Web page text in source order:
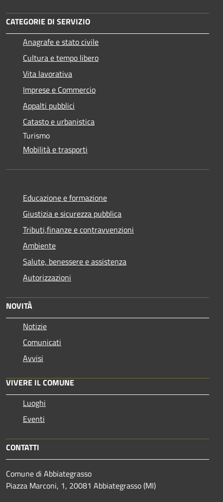
CATEGORIE DI SERVIZIO
Anagrafe e stato civile
Cultura e tempo libero
Vita lavorativa
Imprese e Commercio
Appalti pubblici
Catasto e urbanistica
Turismo
Mobilità e trasporti
Educazione e formazione
Giustizia e sicurezza pubblica
Tributi,finanze e contravvenzioni
Ambiente
Salute, benessere e assistenza
Autorizzazioni
NOVITÀ
Notizie
Comunicati
Avvisi
VIVERE IL COMUNE
Luoghi
Eventi
CONTATTI
Comune di Abbiategrasso
Piazza Marconi, 1, 20081 Abbiategrasso (MI)